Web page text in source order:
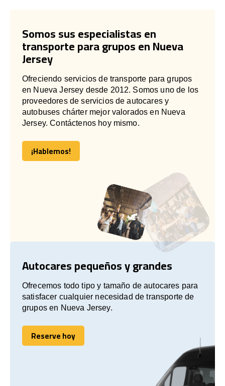
Somos sus especialistas en
transporte para grupos en Nueva
Jersey
Ofreciendo servicios de transporte para grupos
en Nueva Jersey desde 2012. Somos uno de los
proveedores de servicios de autocares y
autobuses chárter mejor valorados en Nueva
Jersey. Contáctenos hoy mismo.
¡Hablemos!
¡Hablemos!
Autocares pequeños y grandes
Ofrecemos todo tipo y tamaño de autocares para
satisfacer cualquier necesidad de transporte de
grupos en Nueva Jersey.
Reserve hoy
Reserve hoy